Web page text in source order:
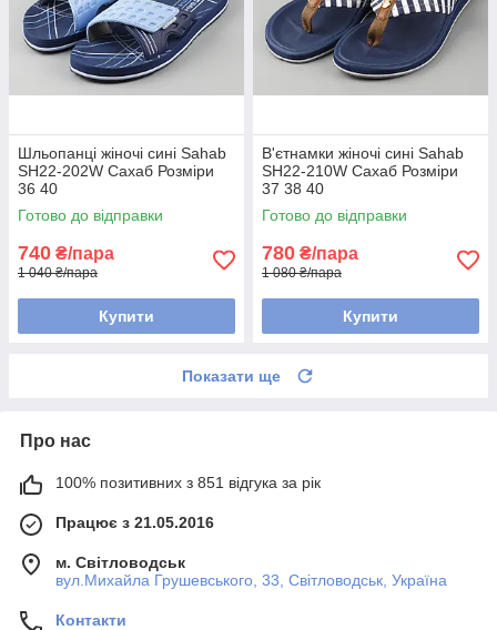
Шльопанці жіночі сині Sahab
SH22-202W Сахаб Розміри
36 40
Готово до відправки
740 ₴/пара
1 040 ₴/пара
Купити
В'єтнамки жіночі сині Sahab
SH22-210W Сахаб Розміри
37 38 40
Готово до відправки
780 ₴/пара
1 080 ₴/пара
Купити
Показати ще
Про нас
100% позитивних з 851 відгука за рік
Працює з 21.05.2016
м. Світловодськ
вул.Михайла Грушевського, 33, Світловодськ, Україна
Контакти